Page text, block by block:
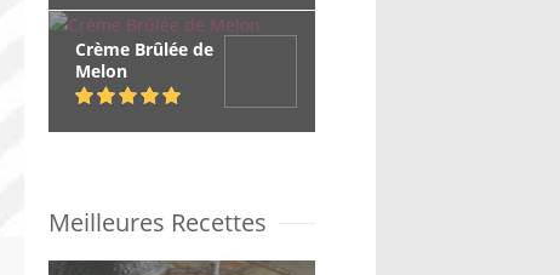
Crème Brûlée de
Melon
Meilleures Recettes